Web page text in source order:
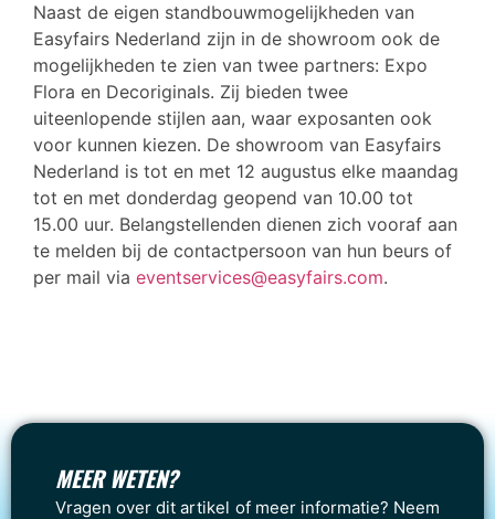
Naast de eigen standbouwmogelijkheden van
Easyfairs Nederland zijn in de showroom ook de
mogelijkheden te zien van twee partners: Expo
Flora en Decoriginals. Zij bieden twee
uiteenlopende stijlen aan, waar exposanten ook
voor kunnen kiezen. De showroom van Easyfairs
Nederland is tot en met 12 augustus elke maandag
tot en met donderdag geopend van 10.00 tot
15.00 uur. Belangstellenden dienen zich vooraf aan
te melden bij de contactpersoon van hun beurs of
per mail via eventservices@easyfairs.com.
MEER WETEN?
Vragen over dit artikel of meer informatie? Neem